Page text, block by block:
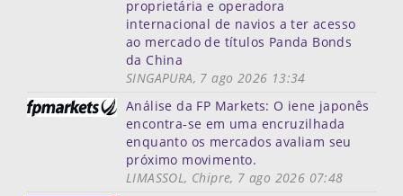
proprietária e operadora
internacional de navios a ter acesso
ao mercado de títulos Panda Bonds
da China
SINGAPURA, 7 ago 2026 13:34
Análise da FP Markets: O iene japonês
encontra-se em uma encruzilhada
enquanto os mercados avaliam seu
próximo movimento.
LIMASSOL, Chipre, 7 ago 2026 07:48